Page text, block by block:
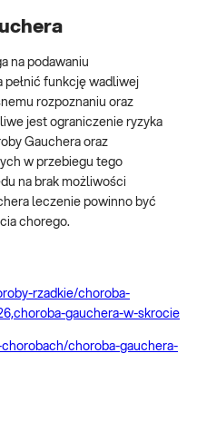
na podawaniu
pełnić funkcję wadliwej
rozpoznaniu oraz
jest ograniczenie ryzyka
Gauchera oraz
w przebiegu tego
na brak możliwości
leczenie powinno być
chorego.
rzadkie/choroba-
gauchera-w-skrocie
choroba-gauchera-